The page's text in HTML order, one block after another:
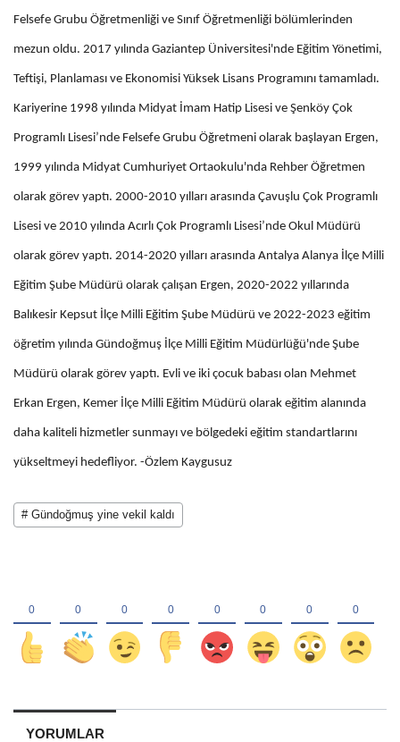
Felsefe Grubu Öğretmenliği ve Sınıf Öğretmenliği bölümlerinden
mezun oldu. 2017 yılında Gaziantep Üniversitesi'nde Eğitim Yönetimi,
Teftişi, Planlaması ve Ekonomisi Yüksek Lisans Programını tamamladı.
Kariyerine 1998 yılında Midyat İmam Hatip Lisesi ve Şenköy Çok
Programlı Lisesi’nde Felsefe Grubu Öğretmeni olarak başlayan Ergen,
1999 yılında Midyat Cumhuriyet Ortaokulu'nda Rehber Öğretmen
olarak görev yaptı. 2000-2010 yılları arasında Çavuşlu Çok Programlı
Lisesi ve 2010 yılında Acırlı Çok Programlı Lisesi’nde Okul Müdürü
olarak görev yaptı. 2014-2020 yılları arasında Antalya Alanya İlçe Milli
Eğitim Şube Müdürü olarak çalışan Ergen, 2020-2022 yıllarında
Balıkesir Kepsut İlçe Milli Eğitim Şube Müdürü ve 2022-2023 eğitim
öğretim yılında Gündoğmuş İlçe Milli Eğitim Müdürlüğü'nde Şube
Müdürü olarak görev yaptı. Evli ve iki çocuk babası olan Mehmet
Erkan Ergen, Kemer İlçe Milli Eğitim Müdürü olarak eğitim alanında
daha kaliteli hizmetler sunmayı ve bölgedeki eğitim standartlarını
yükseltmeyi hedefliyor. -Özlem Kaygusuz
# Gündoğmuş yine vekil kaldı
YORUMLAR